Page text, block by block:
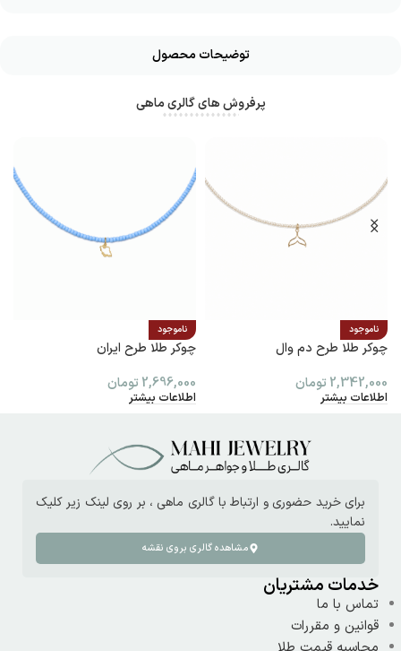
توضیحات محصول
پرفروش های گالری ماهی
ناموجود
چوکر طلا طرح دم وال
2,342,000 تومان
اطلاعات بیشتر
ناموجود
چوکر طلا طرح ایران
2,696,000 تومان
اطلاعات بیشتر
برای خرید حضوری و ارتباط با گالری ماهی ، بر روی لینک زیر کلیک
نمایید.
مشاهده گالری بروی نقشه
خدمات مشتریان
تماس با ما
قوانین و مقررات